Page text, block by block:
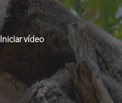
Iniciar vídeo